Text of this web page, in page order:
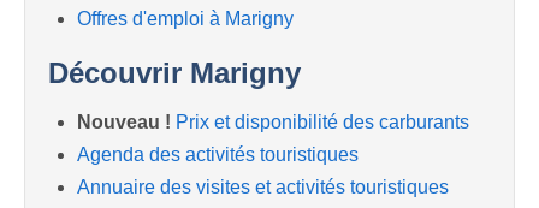
Offres d'emploi à Marigny
Découvrir Marigny
Nouveau ! Prix et disponibilité des carburants
Agenda des activités touristiques
Annuaire des visites et activités touristiques